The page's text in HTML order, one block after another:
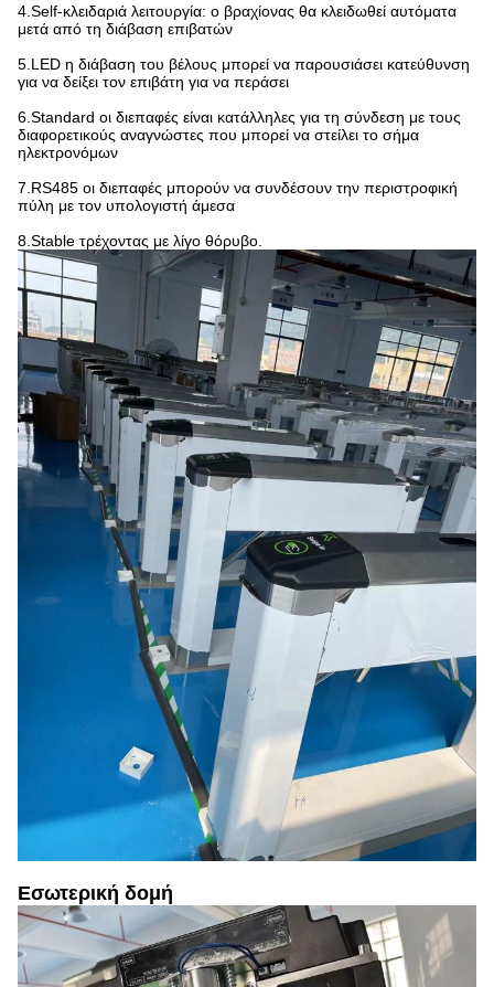
4.Self-κλειδαριά λειτουργία: ο βραχίονας θα κλειδωθεί αυτόματα
μετά από τη διάβαση επιβατών
5.LED η διάβαση του βέλους μπορεί να παρουσιάσει κατεύθυνση
για να δείξει τον επιβάτη για να περάσει
6.Standard οι διεπαφές είναι κατάλληλες για τη σύνδεση με τους
διαφορετικούς αναγνώστες που μπορεί να στείλει το σήμα
ηλεκτρονόμων
7.RS485 οι διεπαφές μπορούν να συνδέσουν την περιστροφική
πύλη με τον υπολογιστή άμεσα
8.Stable τρέχοντας με λίγο θόρυβο.
Εσωτερική δομή